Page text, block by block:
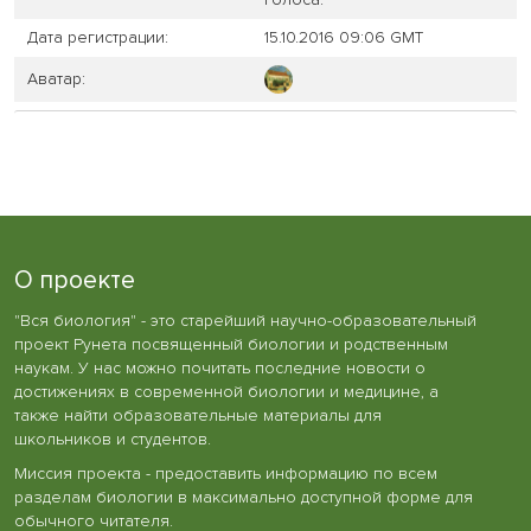
Дата регистрации:
15.10.2016 09:06 GMT
Аватар:
О проекте
"Вся биология" - это старейший научно-образовательный
проект Рунета посвященный биологии и родственным
наукам. У нас можно почитать последние новости о
достижениях в современной биологии и медицине, а
также найти образовательные материалы для
школьников и студентов.
Миссия проекта - предоставить информацию по всем
разделам биологии в максимально доступной форме для
обычного читателя.